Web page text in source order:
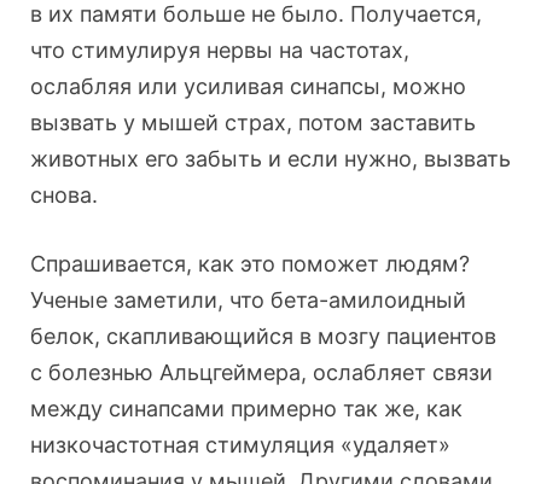
в их памяти больше не было. Получается,
что стимулируя нервы на частотах,
ослабляя или усиливая синапсы, можно
вызвать у мышей страх, потом заставить
животных его забыть и если нужно, вызвать
снова.
Спрашивается, как это поможет людям?
Ученые заметили, что бета-амилоидный
белок, скапливающийся в мозгу пациентов
с болезнью Альцгеймера, ослабляет связи
между синапсами примерно так же, как
низкочастотная стимуляция «удаляет»